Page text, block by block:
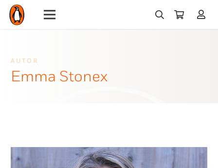
AUTOR
Emma Stonex